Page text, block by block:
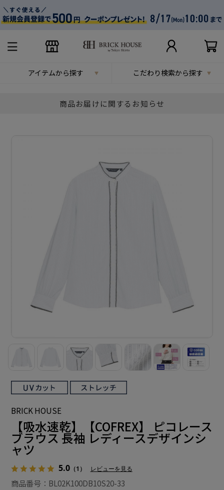
アイテムから探す こだわり検索から探す
商品お届けに関するお知らせ
BRICK HOUSE
【吸水速乾】【COFREX】 ピコレース
ブラウス 長袖 レディースデザインシ
ャツ
5.0（1） レビューを見る
商品番号：BL02K100DB10S20-33